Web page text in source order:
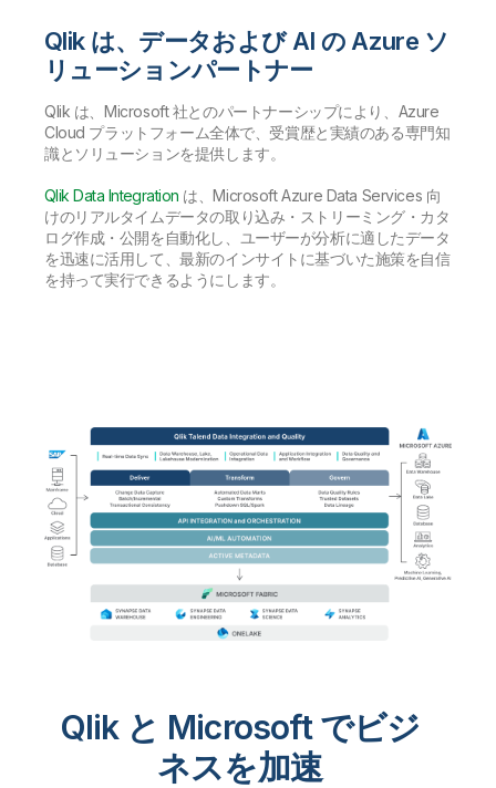
Qlik は、データおよび AI の Azure ソ
リューションパートナー
Qlik は、Microsoft 社とのパートナーシップにより、Azure
Cloud プラットフォーム全体で、受賞歴と実績のある専門知
識とソリューションを提供します。
Qlik Data Integration は、Microsoft Azure Data Services 向
けのリアルタイムデータの取り込み・ストリーミング・カタ
ログ作成・公開を自動化し、ユーザーが分析に適したデータ
を迅速に活用して、最新のインサイトに基づいた施策を自信
を持って実行できるようにします。
Qlik と Microsoft でビジ
ネスを加速